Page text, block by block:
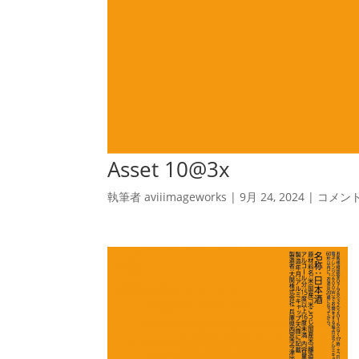
Asset 10@3x
執筆者aviiimageworks |9月 24, 2024 | コメン